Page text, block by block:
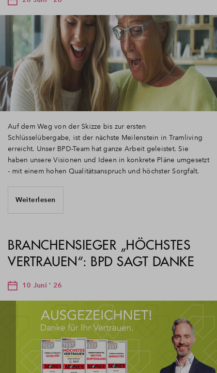
Auf dem Weg von der Skizze bis zur ersten
Schlüsselübergabe, ist der nächste Meilenstein in Tramliving
erreicht. Unser BPD-Team hat ganze Arbeit geleistet. Sie
haben unsere Visionen und Ideen in konkrete Pläne umgesetzt
- mit einem hohen Qualitätsanspruch und höchster Sorgfalt.
Weiterlesen
BRANCHENSIEGER „HÖCHSTES
VERTRAUEN“: BPD SAGT DANKE
10 Juni ' 26